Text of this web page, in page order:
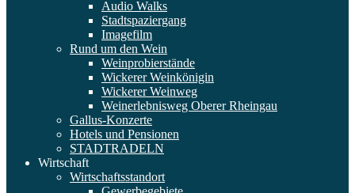
Audio Walks
Stadtspaziergang
Imagefilm
Rund um den Wein
Weinprobierstände
Wickerer Weinkönigin
Wickerer Weinweg
Weinerlebnisweg Oberer Rheingau
Gallus-Konzerte
Hotels und Pensionen
STADTRADELN
Wirtschaft
Wirtschaftsstandort